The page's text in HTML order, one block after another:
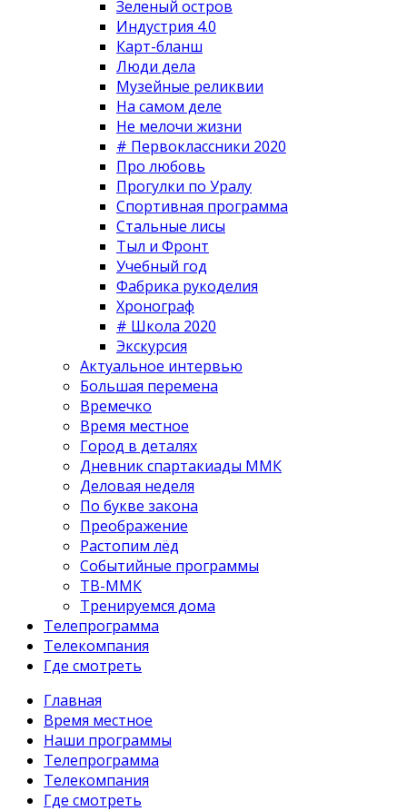
Зеленый остров
Индустрия 4.0
Карт-бланш
Люди дела
Музейные реликвии
На самом деле
Не мелочи жизни
# Первоклассники 2020
Про любовь
Прогулки по Уралу
Спортивная программа
Стальные лисы
Тыл и Фронт
Учебный год
Фабрика рукоделия
Хронограф
# Школа 2020
Экскурсия
Актуальное интервью
Большая перемена
Времечко
Время местное
Город в деталях
Дневник спартакиады ММК
Деловая неделя
По букве закона
Преображение
Растопим лёд
Событийные программы
ТВ-ММК
Тренируемся дома
Телепрограмма
Телекомпания
Где смотреть
Главная
Время местное
Наши программы
Телепрограмма
Телекомпания
Где смотреть